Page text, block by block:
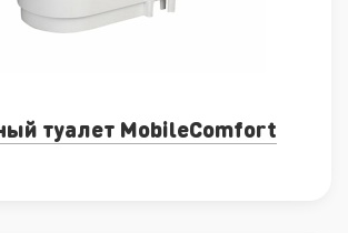
туалет MobileComfort